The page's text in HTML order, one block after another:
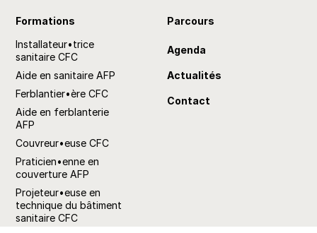
Formations
Installateur•trice
sanitaire CFC
Aide en sanitaire AFP
Ferblantier•ère CFC
Aide en ferblanterie
AFP
Couvreur•euse CFC
Praticien•enne en
couverture AFP
Projeteur•euse en
technique du bâtiment
sanitaire CFC
Parcours
Agenda
Actualités
Contact